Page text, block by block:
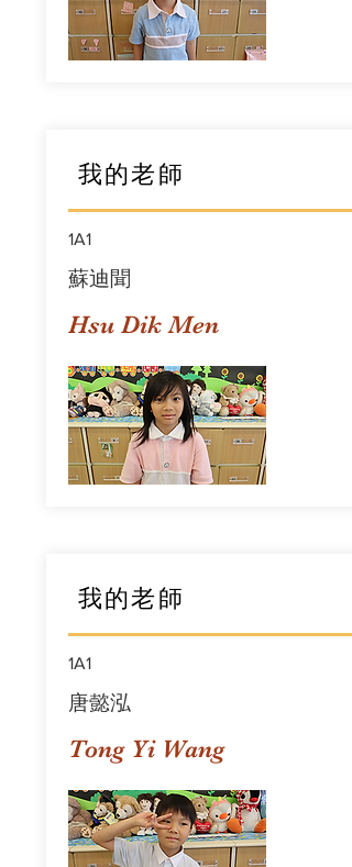
我的老師
1A1
蘇迪聞
Hsu Dik Men
我的老師
1A1
唐懿泓
Tong Yi Wang